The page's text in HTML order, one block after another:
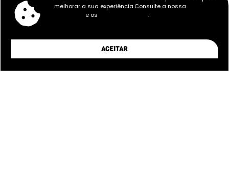
PARA BETÃO
melhorar a sua experiência.Consulte a nossa
e os Termos e Condições.
ACEITAR